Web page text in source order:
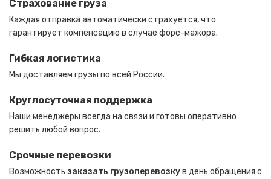
Страхование груза
Каждая отправка автоматически страхуется, что
гарантирует компенсацию в случае форс-мажора.
Гибкая логистика
Мы доставляем грузы по всей России.
Круглосуточная поддержка
Наши менеджеры всегда на связи и готовы оперативно
решить любой вопрос.
Срочные перевозки
Возможность заказать грузоперевозкув день обращения с